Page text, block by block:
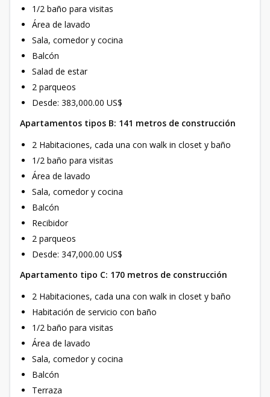
1/2 baño para visitas
Área de lavado
Sala, comedor y cocina
Balcón
Salad de estar
2 parqueos
Desde: 383,000.00 US$
Apartamentos tipos B: 141 metros de construcción
2 Habitaciones, cada una con walk in closet y baño
1/2 baño para visitas
Área de lavado
Sala, comedor y cocina
Balcón
Recibidor
2 parqueos
Desde: 347,000.00 US$
Apartamento tipo C: 170 metros de construcción
2 Habitaciones, cada una con walk in closet y baño
Habitación de servicio con baño
1/2 baño para visitas
Área de lavado
Sala, comedor y cocina
Balcón
Terraza